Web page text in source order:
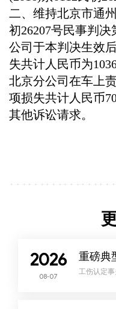
二、维持北京市通
初26207号民事判
公司于本判决生效
失共计人民币为
北京分公司在车上
项损失共计人民币
其他诉讼请求。
2026
08-07
工伤认定
单位用工